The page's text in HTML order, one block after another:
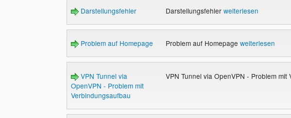
Darstellungsfehler Darstellungsfehler weiterlesen
Problem auf Homepage Problem auf Homepage weiterlesen
VPN Tunnel via
OpenVPN - Problem mit
Verbindungsaufbau
VPN Tunnel via OpenVPN - Problem mit